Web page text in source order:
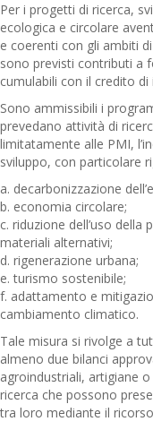
Per i progetti di ricerca,
ecologica e circolare
e coerenti con gli ambiti
sono previsti contributi a
cumulabili con il credito
Sono ammissibili i
prevedano attività di
limitatamente alle PMI,
sviluppo, con particolare
a. decarbonizzazione
b. economia circolare;
c. riduzione dell’uso
materiali alternativi;
d. rigenerazione urbana;
e. turismo sostenibile;
f. adattamento e
cambiamento climatico.
Tale misura si rivolge a
almeno due bilanci
agroindustriali, artigiane o
ricerca che possono
tra loro mediante il